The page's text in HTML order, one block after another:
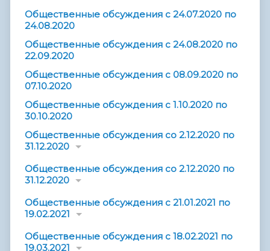
Общественные обсуждения с 24.07.2020 по
24.08.2020
Общественные обсуждения с 24.08.2020 по
22.09.2020
Общественные обсуждения с 08.09.2020 по
07.10.2020
Общественные обсуждения с 1.10.2020 по
30.10.2020
Общественные обсуждения со 2.12.2020 по
31.12.2020
Общественные обсуждения со 2.12.2020 по
31.12.2020
Общественные обсуждения с 21.01.2021 по
19.02.2021
Общественные обсуждения с 18.02.2021 по
19.03.2021